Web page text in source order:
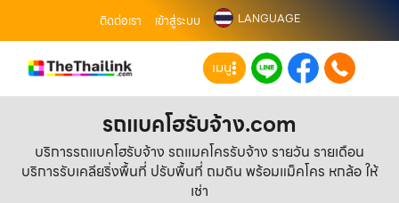
ติดต่อเรา เข้าสู่ระบบ LANGUAGE
เมนู
รถแบคโฮรับจ้าง.com
บริการรถแบคโฮรับจ้าง รถแมคโครรับจ้าง รายวัน รายเดือน
บริการรับเคลียริ่งพื้นที่ ปรับพื้นที่ ถมดิน พร้อมแม็คโคร หกล้อ ให้
เช่า